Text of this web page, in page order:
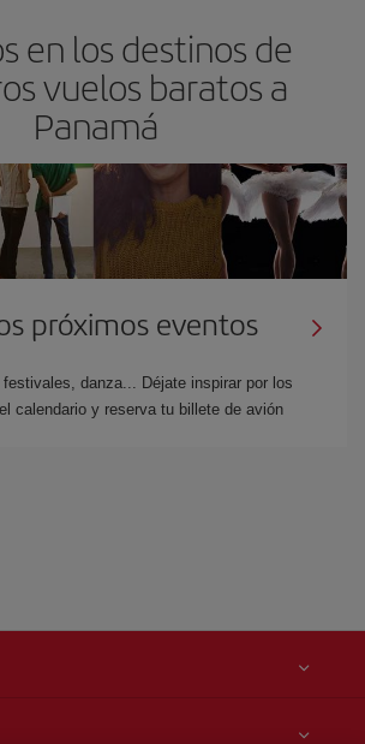
en los destinos de
vuelos baratos a
Panamá
próximos eventos
danza... Déjate inspirar por los
calendario y reserva tu billete de avión